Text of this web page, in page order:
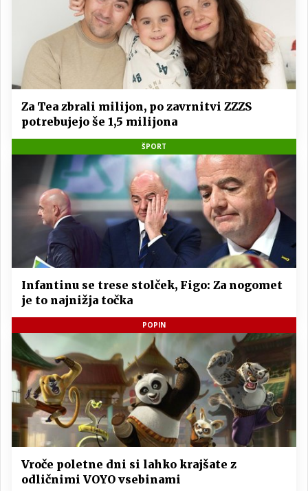
Za Tea zbrali milijon, po zavrnitvi ZZZS
potrebujejo še 1,5 milijona
ŠPORT
Infantinu se trese stolček, Figo: Za nogomet
je to najnižja točka
POPIN
Vroče poletne dni si lahko krajšate z
odličnimi VOYO vsebinami